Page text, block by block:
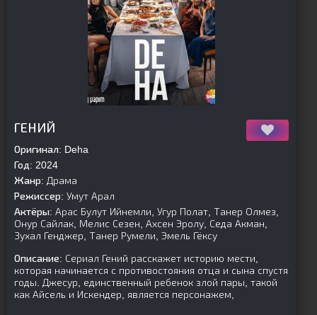
ГЕНИЙ
Оригинал: Deha
Год: 2024
Жанр: Драма
Режиссер: Умут Арал
Актёры: Арас Булут Ийнемли, Угур Полат, Танер Олмез,
Онур Сайлак, Мелис Сезен, Ахсен Эролу, Седа Акман,
Зухал Генджер, Танер Румели, Эмель Гёксу
Описание: Сериал Гений расскажет историю мести,
которая начинается с противостояния отца и сына спустя
годы. Джесур, единственный ребенок злой пары, такой
как Айсель и Искендер, является персонажем,